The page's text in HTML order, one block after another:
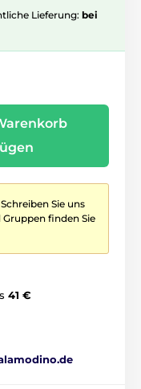
Lieferung: bei
Sie uns
finden Sie
41 €